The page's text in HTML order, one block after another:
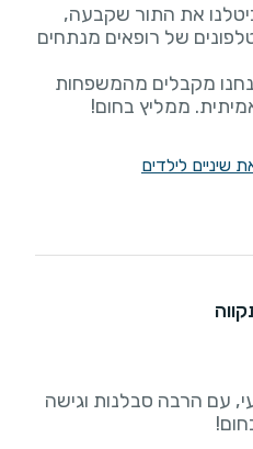
את התור שקבעה,
של רופאים מנתחים
מקבלים מהמשפחות
ממליץ בחום!
שיניים לילדים
עם הרבה סבלנות וגישה